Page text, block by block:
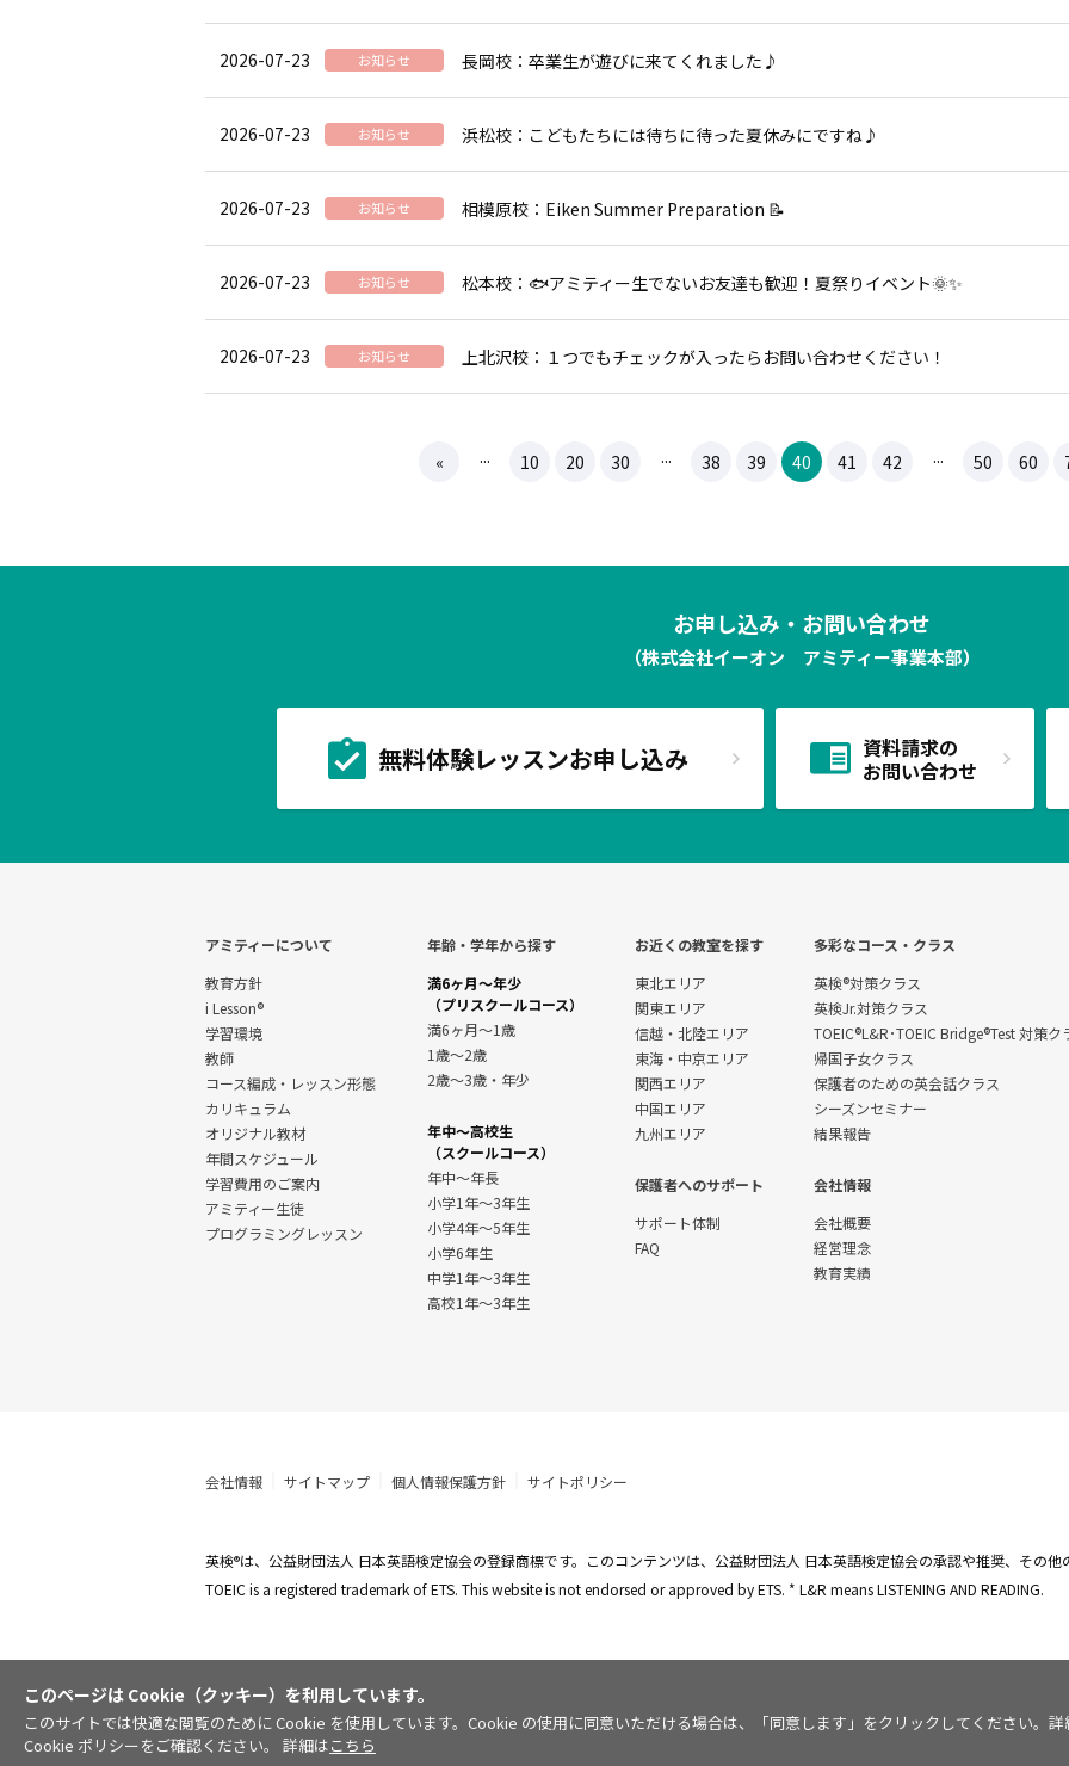
このページは Cookie（クッキー）を利用しています。
このサイトでは快適な閲覧のために Cookie を使用しています。Cookie の使用に同意いただける場合は、「同意します」をクリックしてください。詳
Cookie ポリシーをご確認ください。 詳細はこちら
2026-07-23 お知らせ 長岡校：卒業生が遊びに来てくれました♪
2026-07-23 お知らせ 浜松校：こどもたちには待ちに待った夏休みにですね♪
2026-07-23 お知らせ 相模原校：Eiken Summer Preparation 📝
2026-07-23 お知らせ 松本校：🐟アミティー生でないお友達も歓迎！夏祭りイベント🌞✨
2026-07-23 お知らせ 上北沢校：１つでもチェックが入ったらお問い合わせください！
« ... 10 20 30 ... 38 39 40 41 42 ... 50 60
お申し込み・お問い合わせ
（株式会社イーオン アミティー事業本部）
無料体験レッスンお申し込み
資料請求の
お問い合わせ
アミティーについて
教育方針
i Lesson®
学習環境
教師
コース編成・レッスン形態
カリキュラム
オリジナル教材
年間スケジュール
学習費用のご案内
アミティー生徒
プログラミングレッスン
年齢・学年から探す
満6ヶ月～年少
（プリスクールコース）
満6ヶ月～1歳
1歳～2歳
2歳～3歳・年少
年中～高校生
（スクールコース）
年中～年長
小学1年～3年生
小学4年～5年生
小学6年生
中学1年〜3年生
高校1年〜3年生
お近くの教室を探す
東北エリア
関東エリア
信越・北陸エリア
東海・中京エリア
関西エリア
中国エリア
九州エリア
保護者へのサポート
サポート体制
FAQ
多彩なコース・クラス
英検®対策クラス
英検Jr.対策クラス
TOEIC®L&R･TOEIC Bridge®Test 対策ク
帰国子女クラス
保護者のための英会話クラス
シーズンセミナー
結果報告
会社情報
会社概要
経営理念
教育実績
会社情報 サイトマップ 個人情報保護方針 サイトポリシー
英検®は、公益財団法人 日本英語検定協会の登録商標です。このコンテンツは、公益財団法人 日本英語検定協会の承認や推奨、その他
TOEIC is a registered trademark of ETS. This website is not endorsed or approved by ETS. * L&R means LISTENING AND READING.